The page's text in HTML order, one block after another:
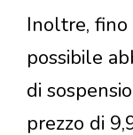
Inoltre,
possibile
di
prezzo di